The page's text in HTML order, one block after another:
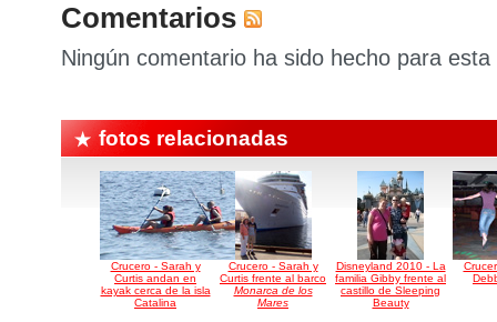
Comentarios
Ningún comentario ha sido hecho para esta
fotos relacionadas
Crucero - Sarah y
Curtis andan en
kayak cerca de la isla
Catalina
Crucero - Sarah y
Curtis frente al barco
Monarca de los
Mares
Disneyland 2010 - La
familia Gibby frente al
castillo de Sleeping
Beauty